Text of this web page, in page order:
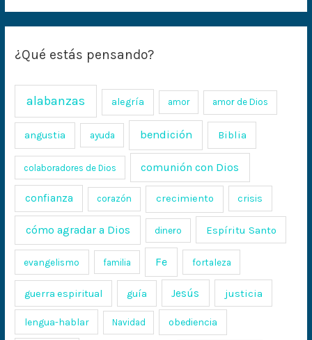
¿Qué estás pensando?
alabanzas alegría amor amor de Dios
angustia ayuda bendición Biblia
colaboradores de Dios comunión con Dios
confianza corazón crecimiento crisis
cómo agradar a Dios dinero Espíritu Santo
evangelismo familia Fe fortaleza
guerra espiritual guía Jesús justicia
lengua-hablar Navidad obediencia